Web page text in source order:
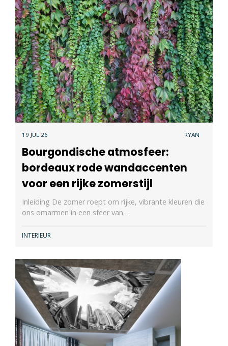
19 JUL 26 RYAN
Bourgondische atmosfeer:
bordeaux rode wandaccenten
voor een rijke zomerstijl
Inleiding De zomer roept om rijke, vibrante kleuren die
ons omarmen in een sfeer van…
INTERIEUR